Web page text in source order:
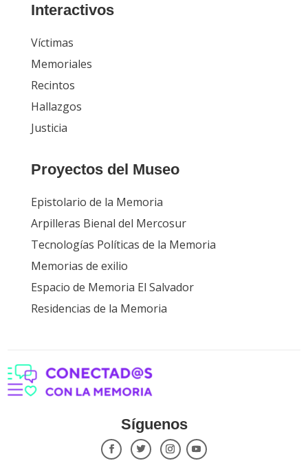
Interactivos
Víctimas
Memoriales
Recintos
Hallazgos
Justicia
Proyectos del Museo
Epistolario de la Memoria
Arpilleras Bienal del Mercosur
Tecnologías Políticas de la Memoria
Memorias de exilio
Espacio de Memoria El Salvador
Residencias de la Memoria
Síguenos